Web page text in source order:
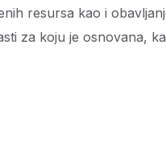
resursa kao i
za koju je osnovana,